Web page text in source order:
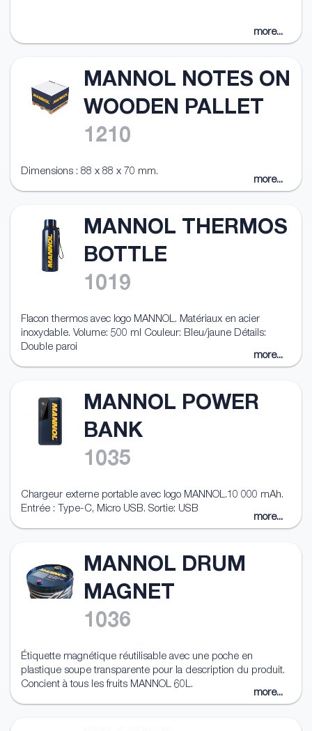
more...
MANNOL NOTES ON
WOODEN PALLET
1210
Dimensions : 88 x 88 x 70 mm.
more...
MANNOL THERMOS
BOTTLE
1019
Flacon thermos avec logo MANNOL. Matériaux en acier
inoxydable. Volume: 500 ml Couleur: Bleu/jaune Détails:
Double paroi
more...
MANNOL POWER
BANK
1035
Chargeur externe portable avec logo MANNOL.10 000 mAh.
Entrée : Type-C, Micro USB. Sortie: USB
more...
MANNOL DRUM
MAGNET
1036
Étiquette magnétique réutilisable avec une poche en
plastique soupe transparente pour la description du produit.
Concient à tous les fruits MANNOL 60L.
more...